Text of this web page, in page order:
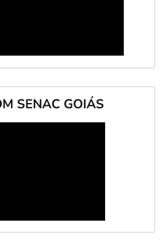
SENAC GOIÁS